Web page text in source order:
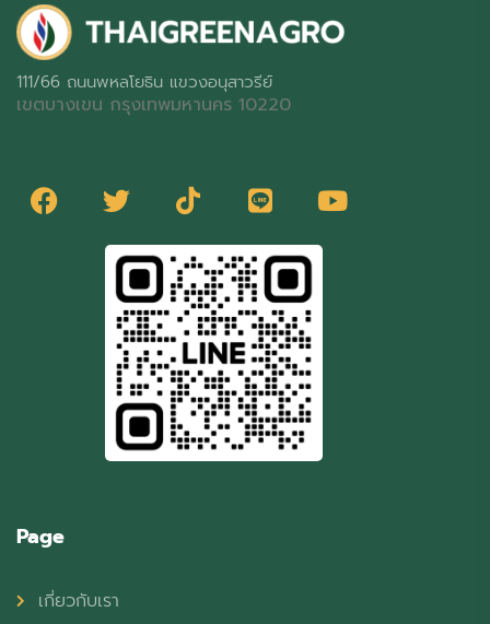
111/66 ถนนพหลโยธิน แขวงอนุสาวรีย์
เขตบางเขน กรุงเทพมหานคร 10220
Page
เกี่ยวกับเรา